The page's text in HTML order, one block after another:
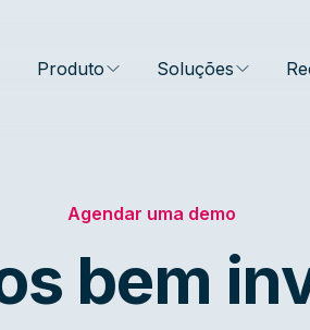
Produto Soluções
Agendar uma demo
bem